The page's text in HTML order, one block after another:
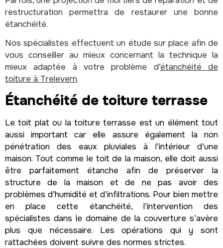
restructuration permettra de restaurer une bonne
étanchéité.
Nos spécialistes effectuent un étude sur place afin de
vous conseiller au mieux concernant la technique la
mieux adaptée à votre problème d’étanchéité de
toiture à Trelevern.
Étanchéité de toiture terrasse
Le toit plat ou la toiture terrasse est un élément tout
aussi important car elle assure également la non
pénétration des eaux pluviales à l’intérieur d’une
maison. Tout comme le toit de la maison, elle doit aussi
être parfaitement étanche afin de préserver la
structure de la maison et de ne pas avoir des
problèmes d’humidité et d’infiltrations. Pour bien mettre
en place cette étanchéité, l’intervention des
spécialistes dans le domaine de la couverture s’avère
plus que nécessaire. Les opérations qui y sont
rattachées doivent suivre des normes strictes.